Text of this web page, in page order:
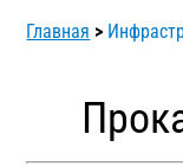
Главная >